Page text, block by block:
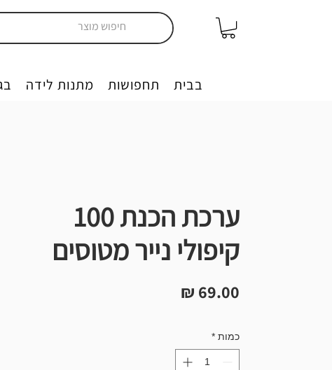
יצירה בבית תחפושות מתנות לידה
ערכת הכנת 100
קיפולי נייר מטוסים
כמות *